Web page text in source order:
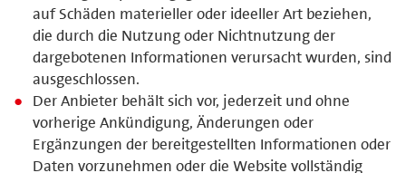
auf Schäden materieller oder ideeller Art beziehen,
die durch die Nutzung oder Nichtnutzung der
dargebotenen Informationen verursacht wurden, sind
ausgeschlossen.
Der Anbieter behält sich vor, jederzeit und ohne
vorherige Ankündigung, Änderungen oder
Ergänzungen der bereitgestellten Informationen oder
Daten vorzunehmen oder die Website vollständig